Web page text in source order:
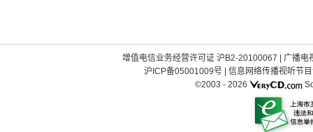
增值电信业务经营许可证 沪B2-20100067
广播电
沪ICP备05001009号| 信息网络传播视听节
©2003 - 2026